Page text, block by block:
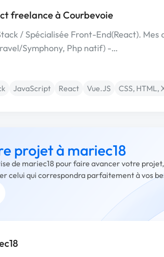
freelance à Courbevoie
/ Spécialisée Front-End(React).
Symphony, Php natif) -…
JavaScript React Vue.JS CSS, HTML,
projet à mariec18
de mariec18 pour faire avancer votre
celui qui correspondra parfaitement à vos